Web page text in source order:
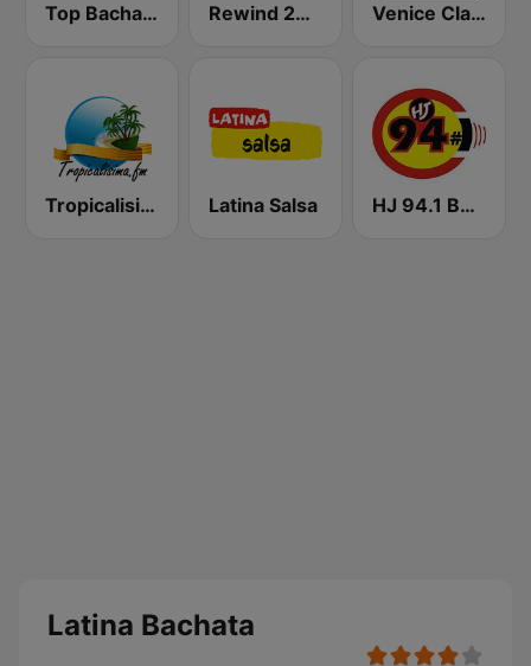
Top Bachata Radio Rewind 2000's Venice Classic Radio | VCR Auditorium
Tropicalisima.fm - Bachata Latina Salsa HJ 94.1 Boom FM
Latina Bachata